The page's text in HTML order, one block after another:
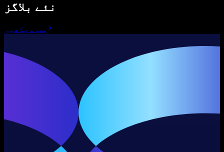
نئے بلاگز
سب دیکھیں